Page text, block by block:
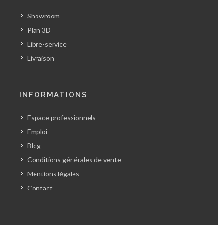
Showroom
Plan 3D
Libre-service
Livraison
INFORMATIONS
Espace professionnels
Emploi
Blog
Conditions générales de vente
Mentions légales
Contact